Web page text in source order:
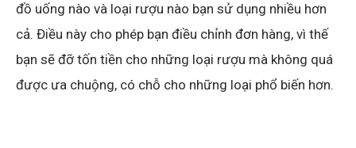
đồ uống nào và loại rượu nào bạn sử dụng nhiều hơn
cả. Điều này cho phép bạn điều chỉnh đơn hàng, vì thế
bạn sẽ đỡ tốn tiền cho những loại rượu mà không quá
được ưa chuộng, có chỗ cho những loại phổ biến hơn.